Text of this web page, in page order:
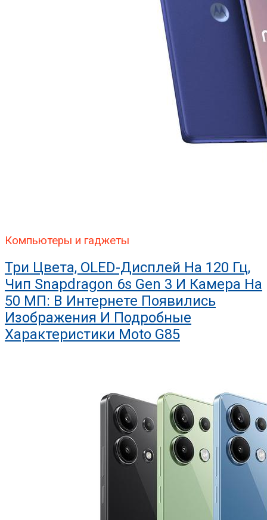
Компьютеры и гаджеты
Три Цвета, OLED-Дисплей На 120 Гц,
Чип Snapdragon 6s Gen 3 И Камера На
50 МП: В Интернете Появились
Изображения И Подробные
Характеристики Moto G85